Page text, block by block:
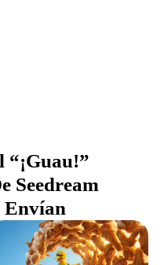
“¡Guau!”
Seedream
Envían